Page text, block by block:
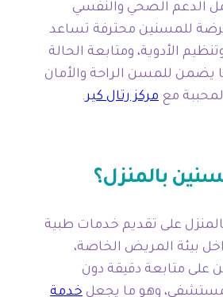
الدعم الصحي والنفسي
للمسنين محترفة تساعد
الأدوية، ومتابعة الحالة
يضمن للمسن الراحة والأمان
مع مركز رتال كير.
بالمنزل؟
على تقديم خدمات طبية
بيئة المريض الخاصة،
على متابعة دقيقة دون
وهو ما يجعل خدمة